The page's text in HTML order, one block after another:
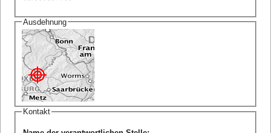
Ausdehnung
Kontakt